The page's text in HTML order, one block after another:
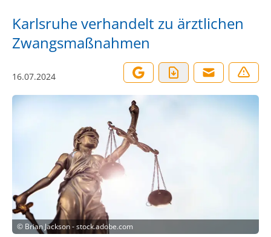
Karlsruhe verhandelt zu ärztlichen
Zwangsmaßnahmen
16.07.2024
© Brian Jackson - stock.adobe.com